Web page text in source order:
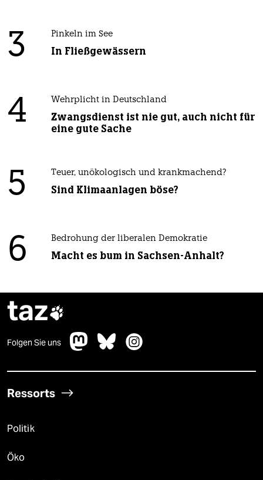
3 Pinkeln im See
In Fließgewässern
4 Wehrplicht in Deutschland
Zwangsdienst ist nie gut, auch nicht für
eine gute Sache
5 Teuer, unökologisch und krankmachend?
Sind Klimaanlagen böse?
6 Bedrohung der liberalen Demokratie
Macht es bum in Sachsen-Anhalt?
taz
Folgen Sie uns
Ressorts
Politik
Öko